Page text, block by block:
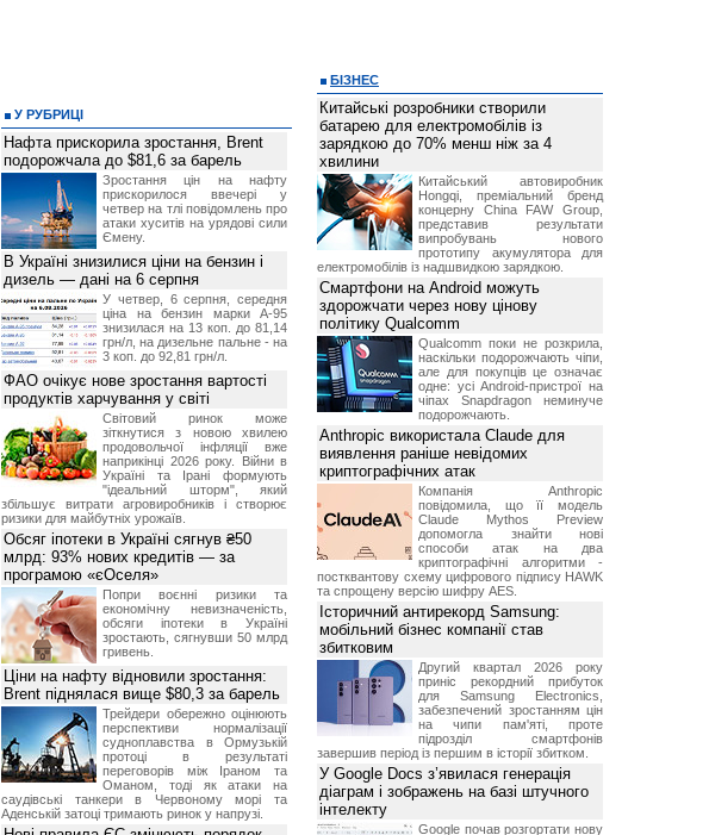
У РУБРИЦІ
Нафта прискорила зростання, Brent
подорожчала до $81,6 за барель
Зростання цін на нафту
прискорилося ввечері у
четвер на тлі повідомлень про
атаки хуситів на урядові сили
Ємену.
В Україні знизилися ціни на бензин і
дизель — дані на 6 серпня
У четвер, 6 серпня, середня
ціна на бензин марки А-95
знизилася на 13 коп. до 81,14
грн/л, на дизельне пальне - на
3 коп. до 92,81 грн/л.
ФАО очікує нове зростання вартості
продуктів харчування у світі
Світовий ринок може
зіткнутися з новою хвилею
продовольчої інфляції вже
наприкінці 2026 року. Війни в
Україні та Ірані формують
"ідеальний шторм", який
збільшує витрати агровиробників і створює
ризики для майбутніх урожаїв.
Обсяг іпотеки в Україні сягнув ₴50
млрд: 93% нових кредитів — за
програмою «єОселя»
Попри воєнні ризики та
економічну невизначеність,
обсяги іпотеки в Україні
зростають, сягнувши 50 млрд
гривень.
Ціни на нафту відновили зростання:
Brent піднялася вище $80,3 за барель
Трейдери обережно оцінюють
перспективи нормалізації
судноплавства в Ормузькій
протоці в результаті
переговорів між Іраном та
Оманом, тоді як атаки на
саудівські танкери в Червоному морі та
Аденській затоці тримають ринок у напрузі.
БІЗНЕС
Китайські розробники створили
батарею для електромобілів із
зарядкою до 70% менш ніж за 4
хвилини
Китайський автовиробник
Hongqi, преміальний бренд
концерну China FAW Group,
представив результати
випробувань нового
прототипу акумулятора для
електромобілів із надшвидкою зарядкою.
Смартфони на Android можуть
здорожчати через нову цінову
політику Qualcomm
Qualcomm поки не розкрила,
наскільки подорожчають чіпи,
але для покупців це означає
одне: усі Android-пристрої на
чіпах Snapdragon неминуче
подорожчають.
Anthropic використала Claude для
виявлення раніше невідомих
криптографічних атак
Компанія Anthropic
повідомила, що її модель
Claude Mythos Preview
допомогла знайти нові
способи атак на два
криптографічні алгоритми -
постквантову схему цифрового підпису HAWK
та спрощену версію шифру AES.
Історичний антирекорд Samsung:
мобільний бізнес компанії став
збитковим
Другий квартал 2026 року
приніс рекордний прибуток
для Samsung Electronics,
забезпечений зростанням цін
на чипи пам'яті, проте
підрозділ смартфонів
завершив період із першим в історії збитком.
У Google Docs з’явилася генерація
діаграм і зображень на базі штучного
інтелекту
Google почав розгортати нову